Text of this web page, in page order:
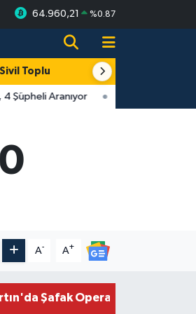
64.960,21 %0.87
Sivil Toplum Turizm
Aranıyor
A- A+
Şafak Operasyonu: 5